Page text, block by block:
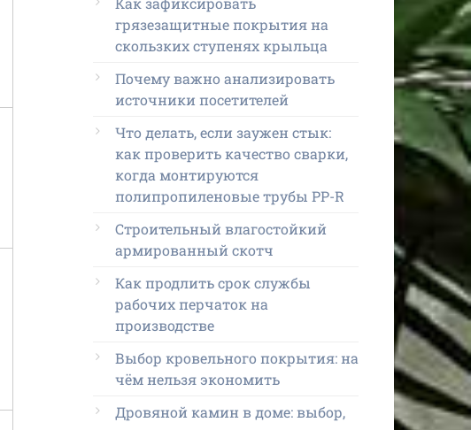
грязезащитные покрытия на
скользких ступенях крыльца
Почему важно анализировать
источники посетителей
Что делать, если заужен стык:
как проверить качество сварки,
когда монтируются
полипропиленовые трубы PP-R
Строительный влагостойкий
армированный скотч
Как продлить срок службы
рабочих перчаток на
производстве
Выбор кровельного покрытия: на
чём нельзя экономить
Дровяной камин в доме: выбор,